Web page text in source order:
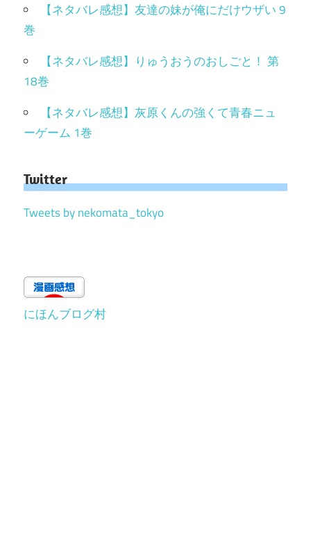
【ネタバレ感想】友達の妹が俺にだけウザい 9
巻
【ネタバレ感想】りゅうおうのおしごと！ 第
18巻
【ネタバレ感想】灰原くんの強くて青春ニュ
ーゲーム 1巻
Twitter
Tweets by nekomata_tokyo
にほんブログ村